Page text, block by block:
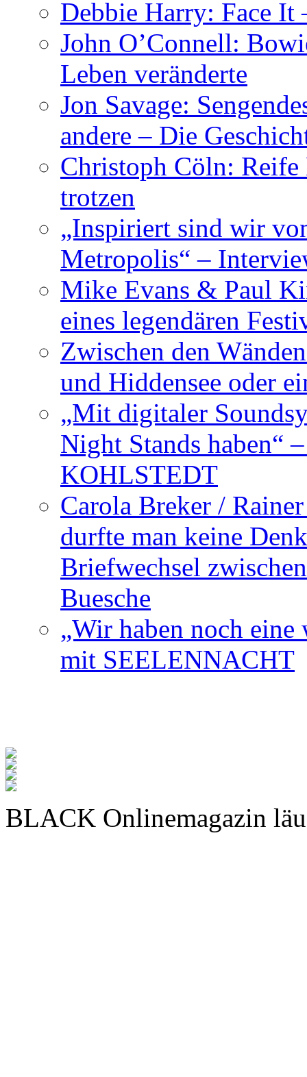
Debbie Harry: Face
John O’Connell:
Leben veränderte
Jon Savage:
andere – Die
Christoph Cöln:
trotzen
„Inspiriert sind wir
Metropolis“ –
Mike Evans & Paul
eines legendären
Zwischen den
und Hiddensee oder
„Mit digitaler
Night Stands haben“
KOHLSTEDT
Carola Breker /
durfte man keine
Briefwechsel
Buesche
„Wir haben noch
mit SEELENNACHT
BLACK Onlinemagazin